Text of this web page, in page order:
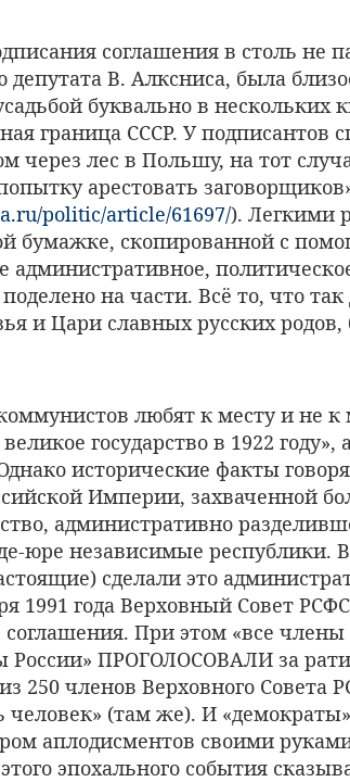
соглашения в столь не
В. Алксниса, была
буквально в нескольких
граница СССР. У подписантов
через лес в Польшу, на тот
арестовать
politic/article/61697/). Легкими
бумажке, скопированной с
административное,
на части. Всё то, что
и Цари славных русских
любят к месту и не к
государство в 1922
исторические факты
Империи, захваченной
административно
юре независимые республики.
сделали это
1991 года Верховный Совет
При этом «все
России» ПРОГОЛОСОВАЛИ за
250 членов Верховного Совета
человек» (там же). И
аплодисментов своими
эпохального события